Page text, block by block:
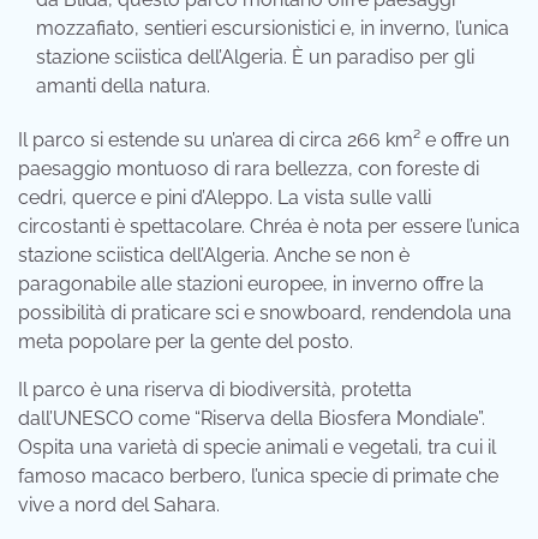
mozzafiato, sentieri escursionistici e, in inverno, l’unica
stazione sciistica dell’Algeria. È un paradiso per gli
amanti della natura.
Il parco si estende su un’area di circa 266 km² e offre un
paesaggio montuoso di rara bellezza, con foreste di
cedri, querce e pini d’Aleppo. La vista sulle valli
circostanti è spettacolare. Chréa è nota per essere l’unica
stazione sciistica dell’Algeria. Anche se non è
paragonabile alle stazioni europee, in inverno offre la
possibilità di praticare sci e snowboard, rendendola una
meta popolare per la gente del posto.
Il parco è una riserva di biodiversità, protetta
dall’UNESCO come “Riserva della Biosfera Mondiale”.
Ospita una varietà di specie animali e vegetali, tra cui il
famoso macaco berbero, l’unica specie di primate che
vive a nord del Sahara.